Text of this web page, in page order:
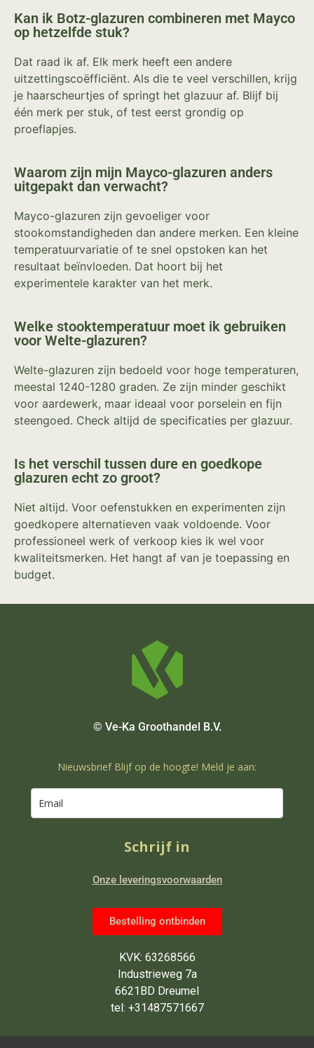
Kan ik Botz-glazuren combineren met Mayco
op hetzelfde stuk?
Dat raad ik af. Elk merk heeft een andere
uitzettingscoëfficiënt. Als die te veel verschillen, krijg
je haarscheurtjes of springt het glazuur af. Blijf bij
één merk per stuk, of test eerst grondig op
proeflapjes.
Waarom zijn mijn Mayco-glazuren anders
uitgepakt dan verwacht?
Mayco-glazuren zijn gevoeliger voor
stookomstandigheden dan andere merken. Een kleine
temperatuurvariatie of te snel opstoken kan het
resultaat beïnvloeden. Dat hoort bij het
experimentele karakter van het merk.
Welke stooktemperatuur moet ik gebruiken
voor Welte-glazuren?
Welte-glazuren zijn bedoeld voor hoge temperaturen,
meestal 1240-1280 graden. Ze zijn minder geschikt
voor aardewerk, maar ideaal voor porselein en fijn
steengoed. Check altijd de specificaties per glazuur.
Is het verschil tussen dure en goedkope
glazuren echt zo groot?
Niet altijd. Voor oefenstukken en experimenten zijn
goedkopere alternatieven vaak voldoende. Voor
professioneel werk of verkoop kies ik wel voor
kwaliteitsmerken. Het hangt af van je toepassing en
budget.
© Ve-Ka Groothandel B.V.
Nieuwsbrief Blijf op de hoogte! Meld je aan:
Schrijf in
Onze leveringsvoorwaarden
Bestelling ontbinden
KVK: 63268566
Industrieweg 7a
6621BD Dreumel
tel: +31487571667